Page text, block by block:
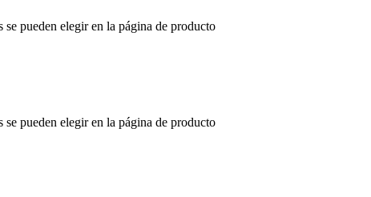
pueden elegir en la página de producto
pueden elegir en la página de producto